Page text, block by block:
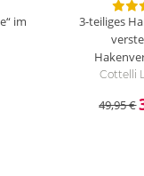
im
3-teiliges
Cottelli
49,95 €